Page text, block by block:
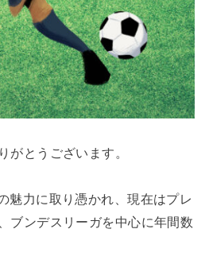
がとうございます。
魅力に取り憑かれ、現在はプレ
ブンデスリーガを中心に年間数